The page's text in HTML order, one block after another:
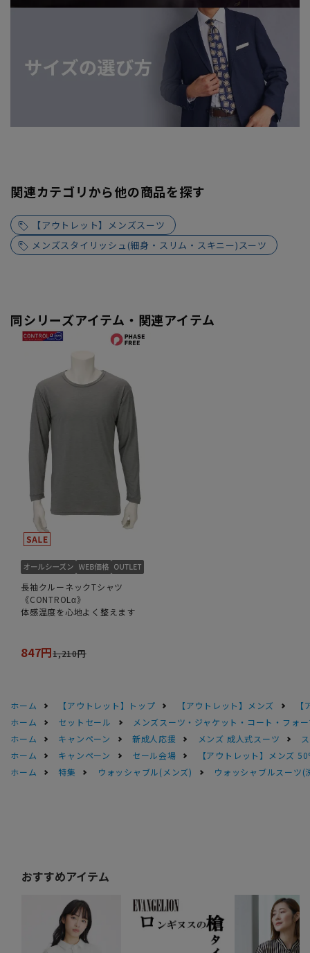
関連カテゴリから他の商品を探す
【アウトレット】メンズスーツ
メンズスタイリッシュ(細身・スリム・スキニー)スーツ
同シリーズアイテム・関連アイテム
長袖クルーネックTシャツ
《CONTROLα》
体感温度を心地よく整えます
847円1,210円
ホーム 【アウトレット】トップ 【アウトレット】メンズ
ホーム
セットセール
メンズスーツ・ジャケット・コート・フォ
ホーム
キャンペーン 新成人応援 メンズ 成人式スーツ
ホーム
キャンペーン セール会場
【アウトレット】メンズ
ホーム
特集 ウォッシャブル(メンズ) ウォッシャブルスーツ(